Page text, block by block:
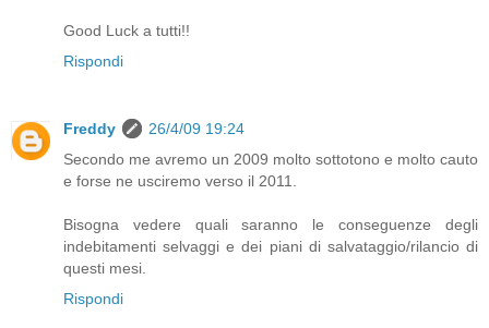
Good Luck a tutti!!
Rispondi
Freddy
26/4/09 19:24
Secondo me avremo un 2009 molto sottotono e molto cauto
e forse ne usciremo verso il 2011.
Bisogna vedere quali saranno le conseguenze degli
indebitamenti selvaggi e dei piani di salvataggio/rilancio di
questi mesi.
Rispondi